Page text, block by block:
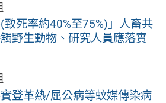
死率約40%至75%)」人畜共
野生動物、研究人員應落實
登革熱/屈公病等蚊媒傳染病